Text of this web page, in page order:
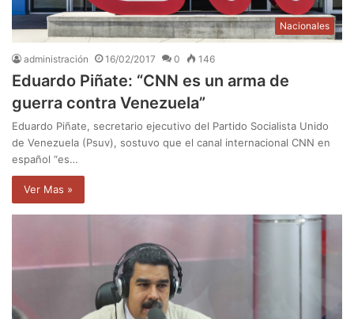
Nacionales
administración 16/02/2017 0 146
Eduardo Piñate: “CNN es un arma de
guerra contra Venezuela”
Eduardo Piñate, secretario ejecutivo del Partido Socialista Unido
de Venezuela (Psuv), sostuvo que el canal internacional CNN en
español “es…
Ver Mas »